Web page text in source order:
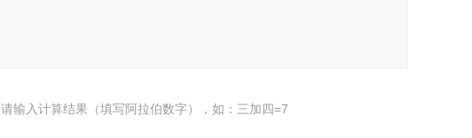
请输入计算结果（填写阿拉伯数字），如：三加四=7